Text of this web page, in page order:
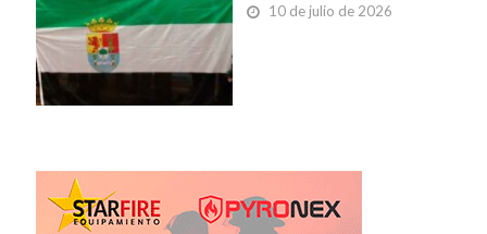
10 de julio de 2026